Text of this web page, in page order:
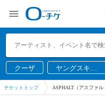
クーザ
ヤングスキニ
ー
チケットトップ ASPHALT（アスファル